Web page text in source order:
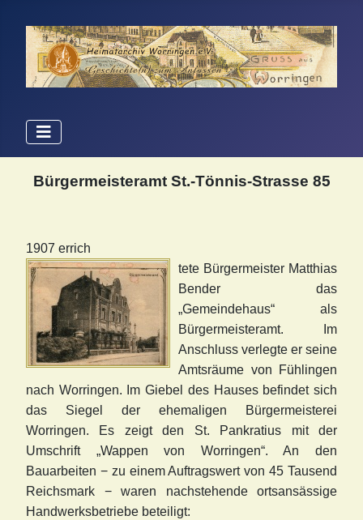
Bürgermeisteramt St.-Tönnis-Strasse 85
1907 errich
tete Bürgermeister Matthias
Bender das
„Gemeindehaus“ als
Bürgermeisteramt. Im
Anschluss verlegte er seine
Amtsräume von Fühlingen
nach Worringen. Im Giebel des Hauses befindet sich
das Siegel der ehemaligen Bürgermeisterei
Worringen. Es zeigt den St. Pankratius mit der
Umschrift „Wappen von Worringen“. An den
Bauarbeiten − zu einem Auftragswert von 45 Tausend
Reichsmark − waren nachstehende ortsansässige
Handwerksbetriebe beteiligt: